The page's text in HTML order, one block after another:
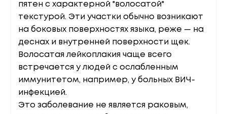
пятен с характерной "волосатой"
текстурой. Эти участки обычно возникают
на боковых поверхностях языка, реже — на
деснах и внутренней поверхности щек.
Волосатая лейкоплакия чаще всего
встречается у людей с ослабленным
иммунитетом, например, у больных ВИЧ-
инфекцией.
Это заболевание не является раковым,